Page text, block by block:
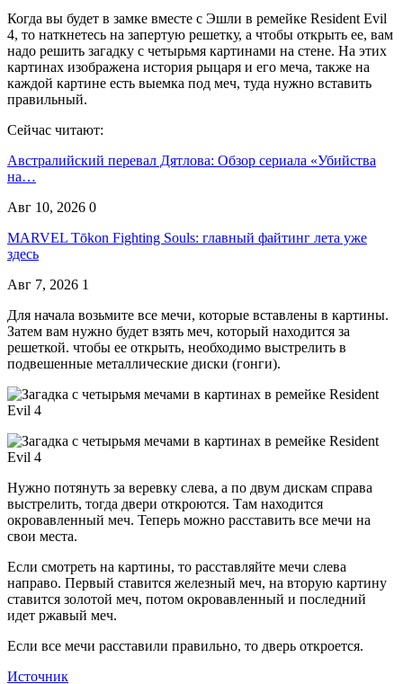
Когда вы будет в замке вместе с Эшли в ремейке Resident Evil
4, то наткнетесь на запертую решетку, а чтобы открыть ее, вам
надо решить загадку с четырьмя картинами на стене. На этих
картинах изображена история рыцаря и его меча, также на
каждой картине есть выемка под меч, туда нужно вставить
правильный.
Сейчас читают:
Австралийский перевал Дятлова: Обзор сериала «Убийства
на…
Авг 10, 2026 0
MARVEL Tōkon Fighting Souls: главный файтинг лета уже
здесь
Авг 7, 2026 1
Для начала возьмите все мечи, которые вставлены в картины.
Затем вам нужно будет взять меч, который находится за
решеткой. чтобы ее открыть, необходимо выстрелить в
подвешенные металлические диски (гонги).
Нужно потянуть за веревку слева, а по двум дискам справа
выстрелить, тогда двери откроются. Там находится
окровавленный меч. Теперь можно расставить все мечи на
свои места.
Если смотреть на картины, то расставляйте мечи слева
направо. Первый ставится железный меч, на вторую картину
ставится золотой меч, потом окровавленный и последний
идет ржавый меч.
Если все мечи расставили правильно, то дверь откроется.
Источник